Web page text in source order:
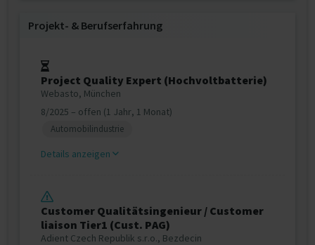
Projekt‐ & Berufserfahrung
Project Quality Expert (Hochvoltbatterie)
Webasto, München
8/2025 – offen (1 Jahr, 1 Monat)
Automobilindustrie
Details anzeigen
Customer Qualitätsingenieur / Customer
liaison Tier1 (Cust. PAG)
Adient Czech Republik s.r.o., Bezdecin